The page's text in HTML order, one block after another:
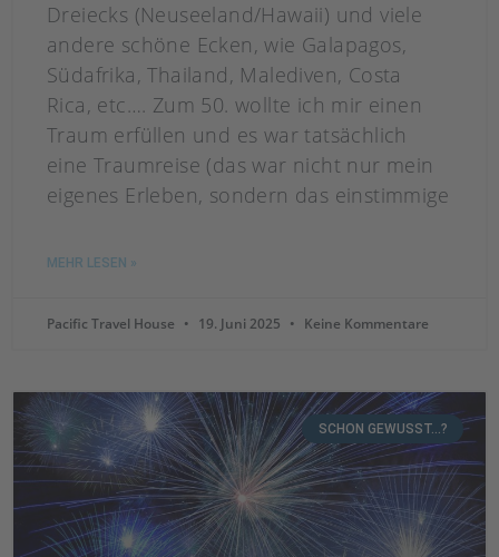
Dreiecks (Neuseeland/Hawaii) und viele
andere schöne Ecken, wie Galapagos,
Südafrika, Thailand, Malediven, Costa
Rica, etc…. Zum 50. wollte ich mir einen
Traum erfüllen und es war tatsächlich
eine Traumreise (das war nicht nur mein
eigenes Erleben, sondern das einstimmige
MEHR LESEN »
Pacific Travel House 19. Juni 2025 Keine Kommentare
SCHON GEWUSST...?